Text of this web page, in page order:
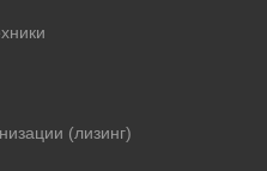
(лизинг)